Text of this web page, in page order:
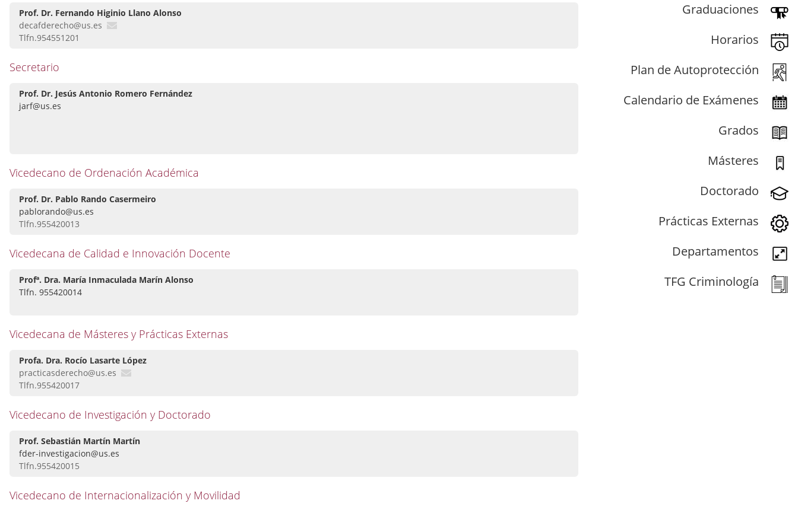
Prof. Dr. Fernando Higinio Llano Alonso
decafderecho@us.es
Tlfn.954551201
Secretario
Prof. Dr. Jesús Antonio Romero Fernández
jarf@us.es
Vicedecano de Ordenación Académica
Prof. Dr. Pablo Rando Casermeiro
pablorando@us.es
Tlfn.955420013
Vicedecana de Calidad e Innovación Docente
Profª. Dra. María Inmaculada Marín Alonso
Tlfn. 955420014
Vicedecana de Másteres y Prácticas Externas
Profa. Dra. Rocío Lasarte López
practicasderecho@us.es
Tlfn.955420017
Vicedecano de Investigación y Doctorado
Prof. Sebastián Martín Martín
fder-investigacion@us.es
Tlfn.955420015
Vicedecano de Internacionalización y Movilidad
Graduaciones
Horarios
Plan de Autoprotección
Calendario de Exámenes
Grados
Másteres
Doctorado
Prácticas Externas
Departamentos
TFG Criminología